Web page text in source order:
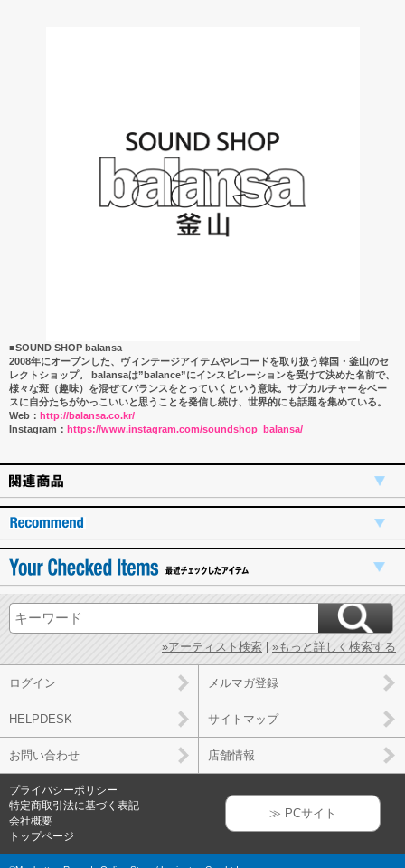
■SOUND SHOP balansa
2008年にオープンした、ヴィンテージアイテムやレコードを取り扱う韓国・釜山のセ
レクトショップ。 balansaは”balance”にインスピレーションを受けて決めた名前で、
様々な斑（趣味）を混ぜてバランスをとっていくという意味。サブカルチャーをベー
スに自分たちがかっこいいと思うことを発信し続け、世界的にも話題を集めている。
Web： http://balansa.co.kr/
Instagram： https://www.instagram.com/soundshop_balansa/
»アーティスト検索 »もっと詳しく検索する
ログイン メルマガ登録
HELPDESK サイトマップ
お問い合わせ 店舗情報
プライバシーポリシー
特定商取引法に基づく表記
会社概要
トップページ
≫ PCサイト